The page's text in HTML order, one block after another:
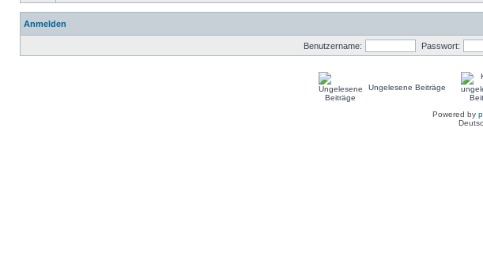
Anmelden
Benutzername: Passwort:
Ungelesene Beiträge
Powered by